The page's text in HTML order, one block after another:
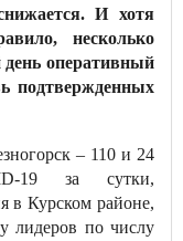
И хотя
несколько
оперативный
подтвержденных
– 110 и 24
19 за сутки,
в Курском районе,
лидеров по числу